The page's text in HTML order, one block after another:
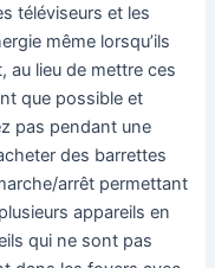
téléviseurs et les
même lorsqu’ils
au lieu de mettre ces
que possible et
pas pendant une
des barrettes
arrêt permettant
appareils en
qui ne sont pas